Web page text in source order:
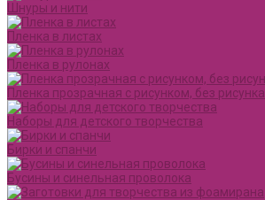
Шнуры и нити
Пленка в листах
Пленка в рулонах
Пленка прозрачная с рисунком, без рисунка
Наборы для детского творчества
Бирки и спанчи
Бусины и синельная проволока